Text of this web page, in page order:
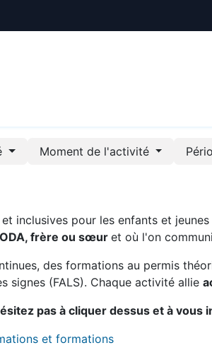
Moment de l'activité
inclusives pour les enfants et
frère ou sœuret où l'on
des formations au permis
signes (FALS). Chaque activité allie
pas à cliquer dessus et à vous
et formations